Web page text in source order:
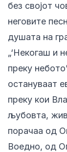
без својот
неговите
душата на
„‘Некогаш и
преку
остануваат
преку кои
љубовта,
порачаа од
Воедно, од